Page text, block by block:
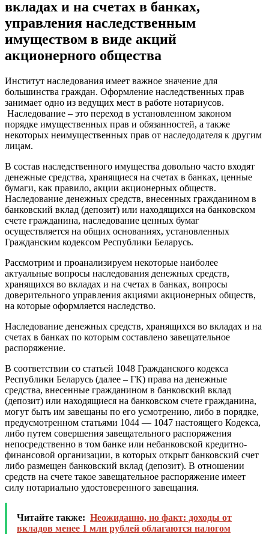
вкладах и на счетах в банках,
управления наследственным
имуществом в виде акций
акционерного общества
Институт наследования имеет важное значение для
большинства граждан. Оформление наследственных прав
занимает одно из ведущих мест в работе нотариусов.
Наследование – это переход в установленном законом
порядке имущественных прав и обязанностей, а также
некоторых неимущественных прав от наследодателя к другим
лицам.
В состав наследственного имущества довольно часто входят
денежные средства, хранящиеся на счетах в банках, ценные
бумаги, как правило, акции акционерных обществ.
Наследование денежных средств, внесенных гражданином в
банковский вклад (депозит) или находящихся на банковском
счете гражданина, наследование ценных бумаг
осуществляется на общих основаниях, установленных
Гражданским кодексом Республики Беларусь.
Рассмотрим и проанализируем некоторые наиболее
актуальные вопросы наследования денежных средств,
хранящихся во вкладах и на счетах в банках, вопросы
доверительного управления акциями акционерных обществ,
на которые оформляется наследство.
Наследование денежных средств, хранящихся во вкладах и на
счетах в банках по которым составлено завещательное
распоряжение.
В соответствии со статьей 1048 Гражданского кодекса
Республики Беларусь (далее – ГК) права на денежные
средства, внесенные гражданином в банковский вклад
(депозит) или находящиеся на банковском счете гражданина,
могут быть им завещаны по его усмотрению, либо в порядке,
предусмотренном статьями 1044 — 1047 настоящего Кодекса,
либо путем совершения завещательного распоряжения
непосредственно в том банке или небанковской кредитно-
финансовой организации, в которых открыт банковский счет
либо размещен банковский вклад (депозит). В отношении
средств на счете такое завещательное распоряжение имеет
силу нотариально удостоверенного завещания.
Читайте также: Неожиданно, но факт: доходы от
вкладов менее 1 млн рублей облагаются налогом